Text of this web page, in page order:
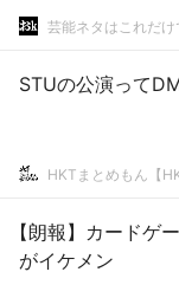
芸能ネタはこれだけ
STUの公演って
HKTまとめもん【
【朗報】カードゲ
がイケメン